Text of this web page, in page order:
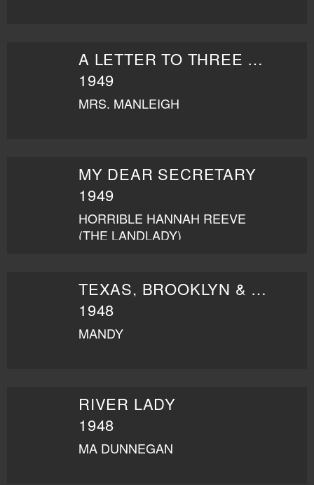
A LETTER TO THREE WIVES
1949
MRS. MANLEIGH
MY DEAR SECRETARY
1949
HORRIBLE HANNAH REEVE
(THE LANDLADY)
TEXAS, BROOKLYN & HEAVEN
1948
MANDY
RIVER LADY
1948
MA DUNNEGAN